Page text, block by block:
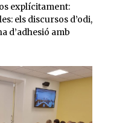
explícitament:
els discursos d’odi,
d’adhesió amb